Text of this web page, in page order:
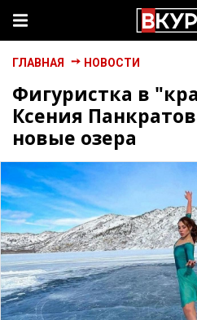
ГЛАВНАЯ НОВОСТИ
Фигуристка в
Ксения
новые озера